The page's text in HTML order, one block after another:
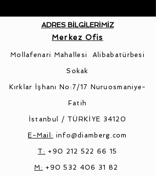
ADRES BİLGİLERİMİZ
Merkez Ofis
Mollafenari Mahallesi Alibabatürbesi
Sokak
Kırklar İşhanı No:7/17 Nuruosmaniye-
Fatih
İstanbul / TÜRKİYE 34120
E-Mail: info@diamberg.com
T: +90 212 522 66 15
M: +90 532 406 31 82